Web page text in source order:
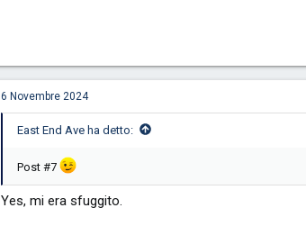
6 Novembre 2024
East End Ave ha detto:
Post #7
Yes, mi era sfuggito.